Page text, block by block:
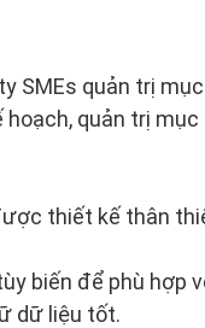
SMEs quản trị
quản trị
thiết kế thân
biến để phù hợp
dữ liệu tốt.